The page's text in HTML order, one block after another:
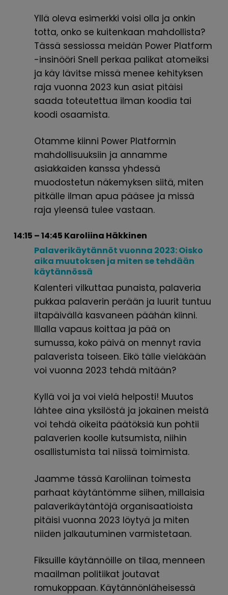
Yllä oleva esimerkki voisi olla ja onkin
totta, onko se kuitenkaan mahdollista?
Tässä sessiossa meidän Power Platform
-insinööri Snell perkaa palikat atomeiksi
ja käy lävitse missä menee kehityksen
raja vuonna 2023 kun asiat pitäisi
saada toteutettua ilman koodia tai
koodi osaamista.
Otamme kiinni Power Platformin
mahdollisuuksiin ja annamme
asiakkaiden kanssa yhdessä
muodostetun näkemyksen siitä, miten
pitkälle ilman apua pääsee ja missä
raja yleensä tulee vastaan.
14:15 – 14:45 Karoliina Häkkinen
Palaverikäytännöt vuonna 2023: Oisko
aika muutoksen ja miten setehdään
käytännössä
Kalenteri vilkuttaa punaista, palaveria
pukkaa palaverin perään ja luurit tuntuu
iltapäivällä kasvaneen päähän kiinni.
Illalla vapaus koittaa ja pää on
sumussa, koko päivä on mennyt ravia
palaverista toiseen. Eikö tälle vieläkään
voi vuonna 2023 tehdä mitään?
Kyllä voi ja voi vielä helposti! Muutos
lähtee aina yksilöstä ja jokainen meistä
voi tehdä oikeita päätöksiä kun pohtii
palaverien koolle kutsumista, niihin
osallistumista tai niissä toimimista.
Jaamme tässä Karoliinan toimesta
parhaat käytäntömme siihen, millaisia
palaverikäytäntöjä organisaatioista
pitäisi vuonna 2023 löytyä ja miten
niiden jalkautuminen varmistetaan.
Fiksuille käytännöille on tilaa, menneen
maailman politiikat joutavat
romukoppaan. Käytännönläheisessä